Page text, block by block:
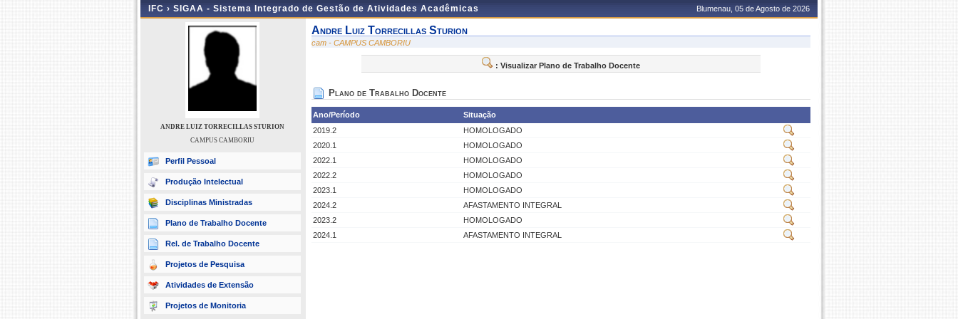
IFC › SIGAA - Sistema Integrado de Gestão de Atividades Acadêmicas Blumenau, 05 de Agosto de 2026
ANDRE LUIZ TORRECILLAS STURION
CAMPUS CAMBORIU
Perfil Pessoal
Produção Intelectual
Disciplinas Ministradas
Plano de Trabalho Docente
Rel. de Trabalho Docente
Projetos de Pesquisa
Atividades de Extensão
Projetos de Monitoria
Andre Luiz Torrecillas Sturion
cam - CAMPUS CAMBORIU
: Visualizar Plano de Trabalho Docente
Plano de Trabalho Docente
Ano/Período
Situação
2019.2
HOMOLOGADO
2020.1
HOMOLOGADO
2022.1
HOMOLOGADO
2022.2
HOMOLOGADO
2023.1
HOMOLOGADO
2024.2
AFASTAMENTO INTEGRAL
2023.2
HOMOLOGADO
2024.1
AFASTAMENTO INTEGRAL